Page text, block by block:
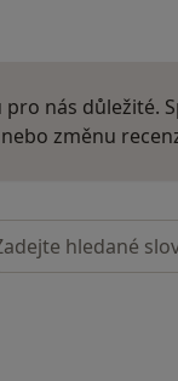
pro nás důležité.
změnu
v názorech